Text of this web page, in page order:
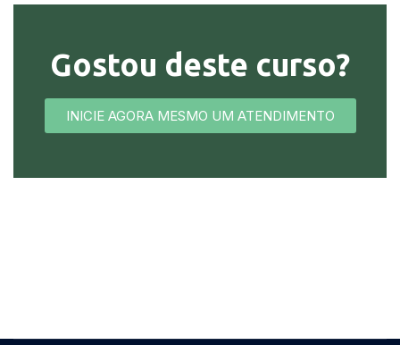
Gostou deste curso?
INICIE AGORA MESMO UM ATENDIMENTO​